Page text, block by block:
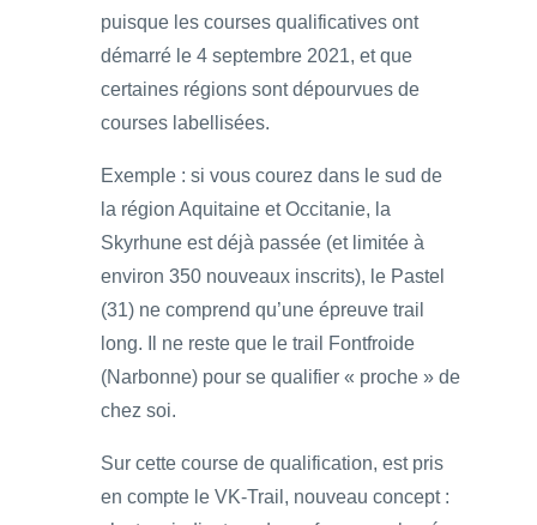
puisque les courses qualificatives ont
démarré le 4 septembre 2021, et que
certaines régions sont dépourvues de
courses labellisées.
Exemple : si vous courez dans le sud de
la région Aquitaine et Occitanie, la
Skyrhune est déjà passée (et limitée à
environ 350 nouveaux inscrits), le Pastel
(31) ne comprend qu’une épreuve trail
long. Il ne reste que le trail Fontfroide
(Narbonne) pour se qualifier « proche » de
chez soi.
Sur cette course de qualification, est pris
en compte le VK-Trail, nouveau concept :